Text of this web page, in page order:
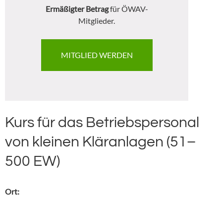
Ermäßigter Betragfür ÖWAV-
Mitglieder.
MITGLIED WERDEN
Kurs für das Betriebspersonal
von kleinen Kläranlagen (51–
500 EW)
Ort: